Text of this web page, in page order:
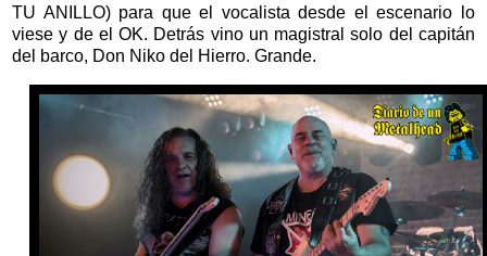
TU ANILLO) para que el vocalista desde el escenario lo
viese y de el OK. Detrás vino un magistral solo del capitán
del barco, Don Niko del Hierro. Grande.